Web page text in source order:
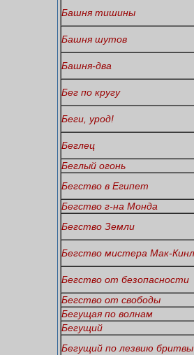
Башня тишины
Башня шутов
Башня-два
Бег по кругу
Беги, урод!
Беглец
Беглый огонь
Бегство в Египет
Бегство г-на Монда
Бегство Земли
Бегство мистера Мак-
Бегство от безопасности
Бегство от свободы
Бегущая по волнам
Бегущий
Бегущий по лезвию бритвы